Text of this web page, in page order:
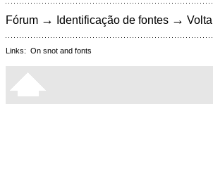
Fórum → Identificação de fontes →
Links: On snot and fonts